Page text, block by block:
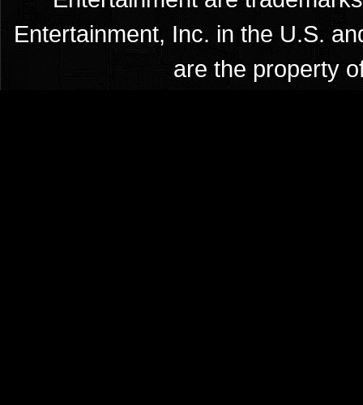
Entertainment, Inc. in the U.S.
are the property